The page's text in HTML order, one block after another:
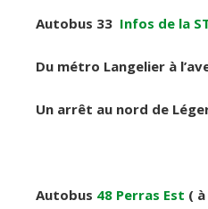
Autobus 33 Infos de la
Du métro Langelier à
Un arrêt au nord de
Autobus 48 Perras Est (